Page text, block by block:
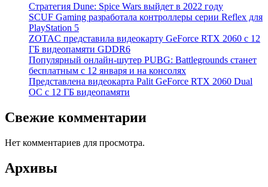
Стратегия Dune: Spice Wars выйдет в 2022 году
SCUF Gaming разработала контроллеры серии Reflex для
PlayStation 5
ZOTAC представила видеокарту GeForce RTX 2060 с 12
ГБ видеопамяти GDDR6
Популярный онлайн-шутер PUBG: Battlegrounds станет
бесплатным с 12 января и на консолях
Представлена видеокарта Palit GeForce RTX 2060 Dual
OC с 12 ГБ видеопамяти
Свежие комментарии
Нет комментариев для просмотра.
Архивы